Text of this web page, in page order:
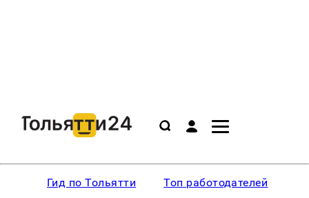
Гид по Тольятти Топ работодателей